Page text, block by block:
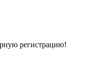
регистрацию!